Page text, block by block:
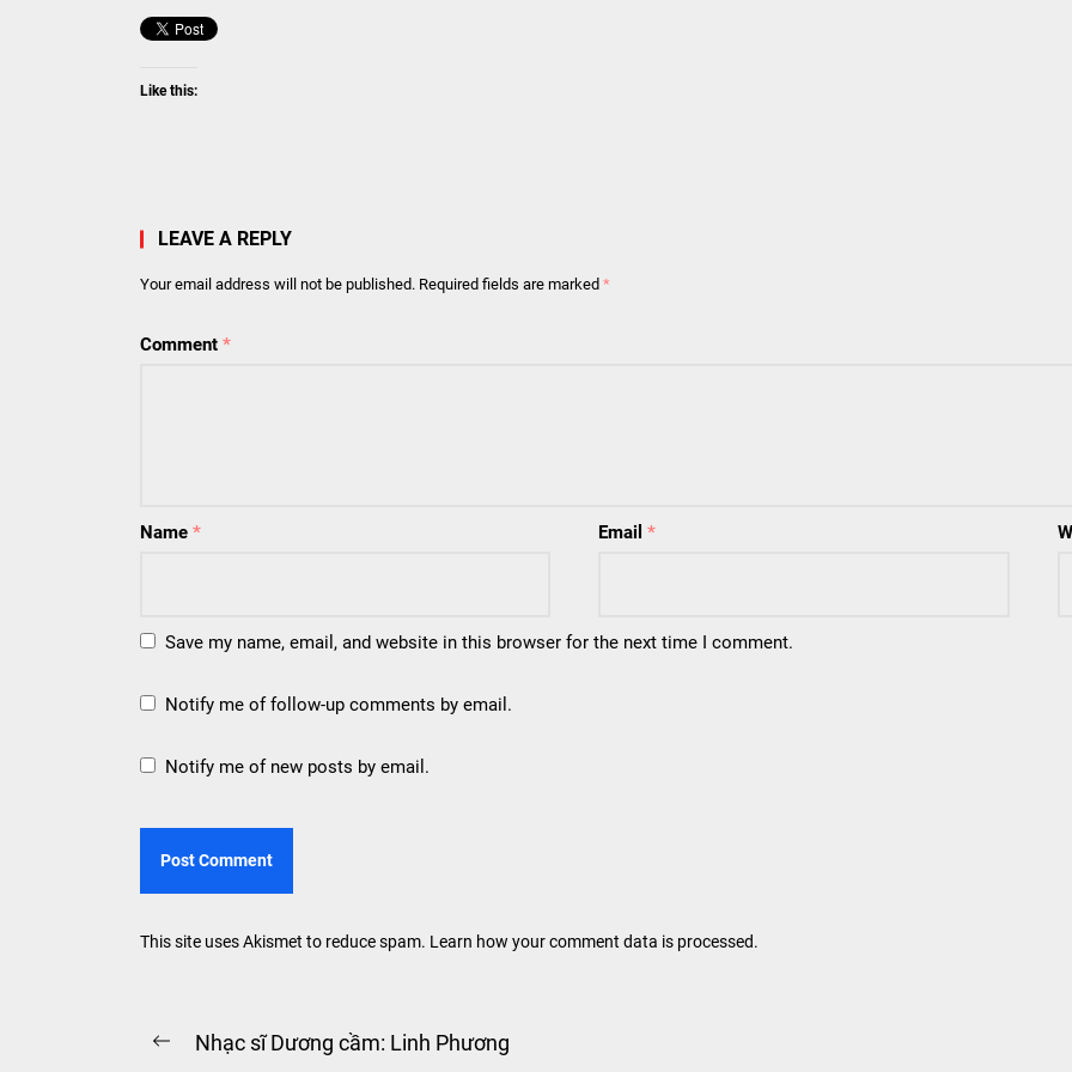
Like this:
LEAVE A REPLY
Your email address will not be published. Required fields are marked *
Comment *
Name * Email*
Save my name, email, and website in this browser for the next time I comment.
Notify me of follow-up comments by email.
Notify me of new posts by email.
This site uses Akismet to reduce spam. Learn how your comment data is processed.
Post
Previous
Nhạc sĩ Dương cầm: Linh Phương